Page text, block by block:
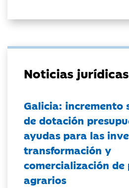
Noticias jurídicas
Galicia: incremento
de dotación
ayudas para las
transformación y
comercialización de
agrarios